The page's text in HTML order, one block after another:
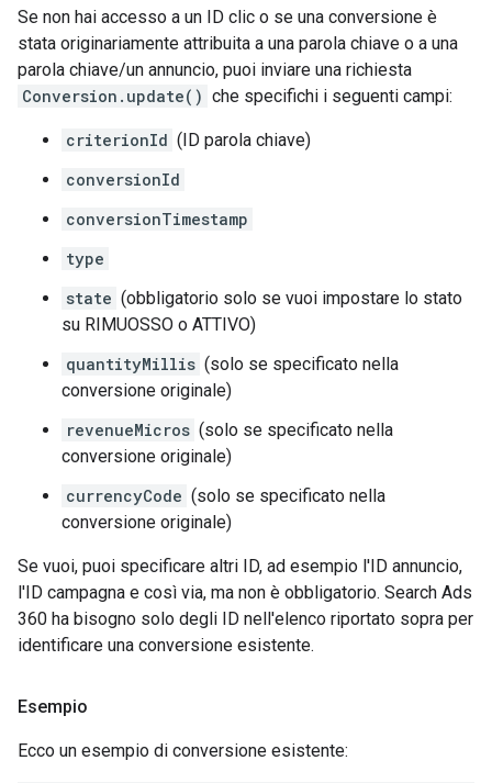
Se non hai accesso a un ID clic o se una conversione è
stata originariamente attribuita a una parola chiave o a una
parola chiave/un annuncio, puoi inviare una richiesta
Conversion.update() che specifichi i seguenti campi:
criterionId (ID parola chiave)
conversionId
conversionTimestamp
type
state (obbligatorio solo se vuoi impostare lo stato
su RIMUOSSO o ATTIVO)
quantityMillis (solo se specificato nella
conversione originale)
revenueMicros (solo se specificato nella
conversione originale)
currencyCode (solo se specificato nella
conversione originale)
Se vuoi, puoi specificare altri ID, ad esempio l'ID annuncio,
l'ID campagna e così via, ma non è obbligatorio. Search Ads
360 ha bisogno solo degli ID nell'elenco riportato sopra per
identificare una conversione esistente.
Esempio
Ecco un esempio di conversione esistente: